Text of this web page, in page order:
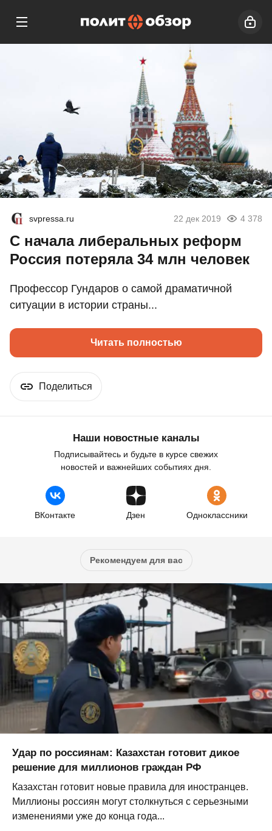
svpressa.ru 22 дек 2019 4 378
С начала либеральных реформ
Россия потеряла 34 млн человек
Профессор Гундаров о самой драматичной
ситуации в истории страны...
Читать полностью
Поделиться
Наши новостные каналы
Подписывайтесь и будьте в курсе свежих
новостей и важнейших событиях дня.
ВКонтакте Дзен Одноклассники
Рекомендуем для вас
Удар по россиянам: Казахстан готовит дикое
решение для миллионов граждан РФ
Казахстан готовит новые правила для иностранцев.
Миллионы россиян могут столкнуться с серьезными
изменениями уже до конца года...